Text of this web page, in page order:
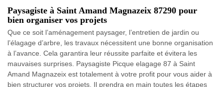
Paysagiste à Saint Amand Magnazeix 87290 pour
bien organiser vos projets
Que ce soit l’aménagement paysager, l’entretien de jardin ou
l’élagage d’arbre, les travaux nécessitent une bonne organisation
à l’avance. Cela garantira leur réussite parfaite et évitera les
mauvaises surprises. Paysagiste Picque elagage 87 à Saint
Amand Magnazeix est totalement à votre profit pour vous aider à
bien structurer vos projets. Il prendra en main toutes les étapes